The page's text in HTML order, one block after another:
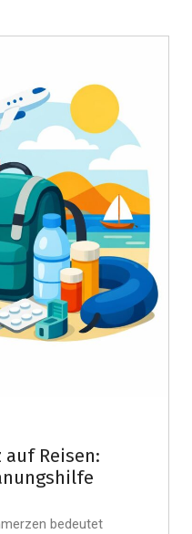
Reisen:
bedeutet